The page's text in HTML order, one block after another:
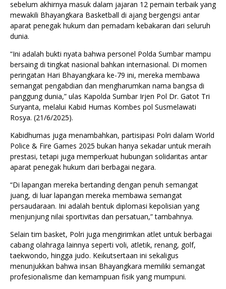
sebelum akhirnya masuk dalam jajaran 12 pemain terbaik yang
mewakili Bhayangkara Basketball di ajang bergengsi antar
aparat penegak hukum dan pemadam kebakaran dari seluruh
dunia.
“Ini adalah bukti nyata bahwa personel Polda Sumbar mampu
bersaing di tingkat nasional bahkan internasional. Di momen
peringatan Hari Bhayangkara ke-79 ini, mereka membawa
semangat pengabdian dan mengharumkan nama bangsa di
panggung dunia,” ulas Kapolda Sumbar Irjen Pol Dr. Gatot Tri
Suryanta, melalui Kabid Humas Kombes pol Susmelawati
Rosya. (21/6/2025).
Kabidhumas juga menambahkan, partisipasi Polri dalam World
Police & Fire Games 2025 bukan hanya sekadar untuk meraih
prestasi, tetapi juga memperkuat hubungan solidaritas antar
aparat penegak hukum dari berbagai negara.
“Di lapangan mereka bertanding dengan penuh semangat
juang, di luar lapangan mereka membawa semangat
persaudaraan. Ini adalah bentuk diplomasi kepolisian yang
menjunjung nilai sportivitas dan persatuan,” tambahnya.
Selain tim basket, Polri juga mengirimkan atlet untuk berbagai
cabang olahraga lainnya seperti voli, atletik, renang, golf,
taekwondo, hingga judo. Keikutsertaan ini sekaligus
menunjukkan bahwa insan Bhayangkara memiliki semangat
profesionalisme dan kemampuan fisik yang mumpuni.